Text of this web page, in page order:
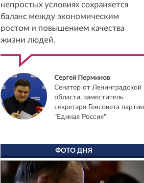
непростых условиях сохраняется
баланс между экономическим
ростом и повышением качества
жизни людей.
Сергей Перминов
Сенатор от Ленинградской
области, заместитель
секретаря Генсовета партии
"Единая Россия"
ФОТО ДНЯ